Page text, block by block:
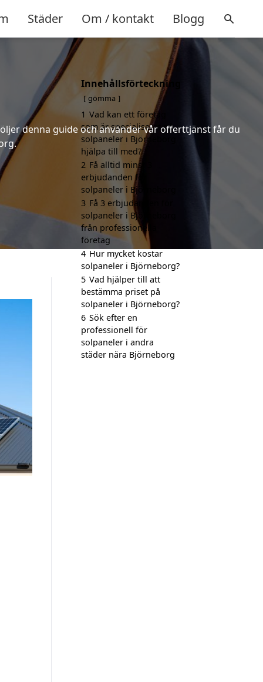
Städer Om / kontakt Blogg
denna guide och använder vår offerttjänst får du
Innehållsförteckning
gömma
1 Vad kan ett företag
som är specialiserat på
solpaneler i Björneborg
hjälpa till med?
2 Få alltid minst 3
erbjudanden för
solpaneler i Björneborg
3 Få 3 erbjudanden för
solpaneler i Björneborg
från professionella
företag
4 Hur mycket kostar
solpaneler i Björneborg?
5 Vad hjälper till att
bestämma priset på
solpaneler i Björneborg?
6 Sök efter en
professionell för
solpaneler i andra
städer nära Björneborg